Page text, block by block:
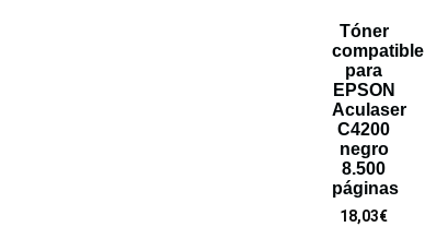
Tóner
compatible
para
EPSON
Aculaser
C4200
negro
8.500
páginas
18,03€